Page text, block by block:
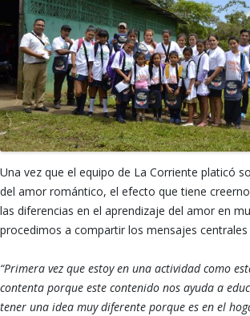
Una vez que el equipo de La Corriente platicó
del amor romántico, el efecto que tiene
las diferencias en el aprendizaje del amor en
procedimos a compartir los mensajes
“Primera vez que estoy en una actividad como
contenta porque este contenido nos ayuda a
tener una idea muy diferente porque es en el